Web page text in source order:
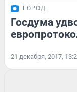
ГОРОД
Госдума
21 декабря, 2017,